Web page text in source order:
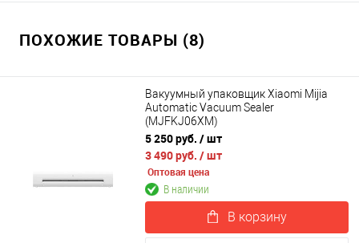
ПОХОЖИЕ ТОВАРЫ (8)
Вакуумный упаковщик Xiaomi Mijia
Automatic Vacuum Sealer
(MJFKJ06XM)
5 250 руб. / шт
3 490 руб. / шт
Оптовая цена
В наличии
В корзину